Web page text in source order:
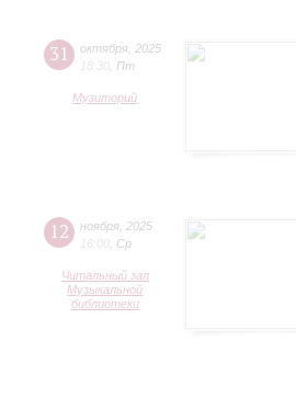
31 октября 2025
18:30
Пт
Музиторий
12 ноября 2025
Ср
Читальный зал
Музыкальной
библиотеки